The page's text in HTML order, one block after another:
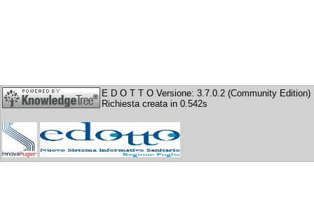
E D O T T O Versione: 3.7.0.2 (Community Edition)
Richiesta creata in 0.542s